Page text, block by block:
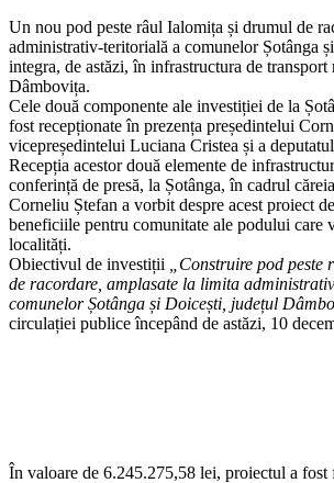
Un nou pod peste râul Ialomița și drumul de
administrativ-teritorială a comunelor Șotânga
integra, de astăzi, în infrastructura de
Dâmbovița.
Cele două componente ale investiției de la
fost recepționate în prezența președintelui
vicepreședintelui Luciana Cristea și a
Recepția acestor două elemente de
conferință de presă, la Șotânga, în cadrul
Corneliu Ștefan a vorbit despre acest proiect
beneficiile pentru comunitate ale podului care
localități.
Obiectivul de investiții
„Construire pod
de racordare, amplasate la limita
comunelor Șotânga și Doicești, județul
circulației publice începând de astăzi, 10
În valoare de 6.245.275,58 lei, proiectul a fost